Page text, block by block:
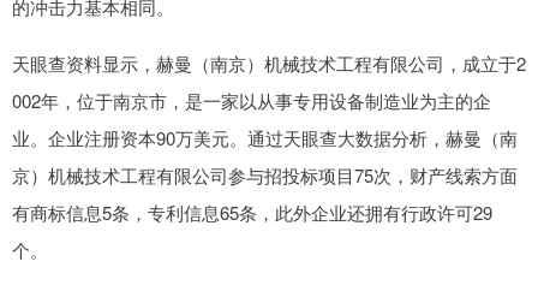
的冲击力基本相同。
天眼查资料显示，赫曼（南京）机械技术工程有限公司，成立于2
002年，位于南京市，是一家以从事专用设备制造业为主的企
业。企业注册资本90万美元。通过天眼查大数据分析，赫曼（南
京）机械技术工程有限公司参与招投标项目75次，财产线索方面
有商标信息5条，专利信息65条，此外企业还拥有行政许可29
个。